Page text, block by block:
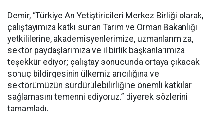
Demir, “Türkiye Arı Yetiştiricileri Merkez Birliği olarak,
çalıştayımıza katkı sunan Tarım ve Orman Bakanlığı
yetkililerine, akademisyenlerimize, uzmanlarımıza,
sektör paydaşlarımıza ve il birlik başkanlarımıza
teşekkür ediyor; çalıştay sonucunda ortaya çıkacak
sonuç bildirgesinin ülkemiz arıcılığına ve
sektörümüzün sürdürülebilirliğine önemli katkılar
sağlamasını temenni ediyoruz.” diyerek sözlerini
tamamladı.